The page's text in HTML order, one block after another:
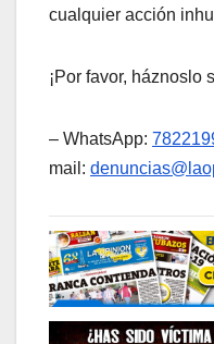
cualquier acción
¡Por favor, háznoslo
– WhatsApp:
mail: